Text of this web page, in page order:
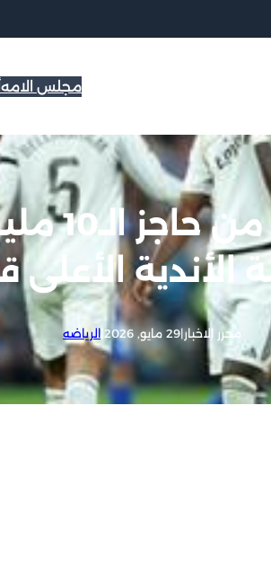
مجلس الامه
ريال
الأندية الأعلى
محرر الاخبار|29 مايو, 2026 |الرياضه